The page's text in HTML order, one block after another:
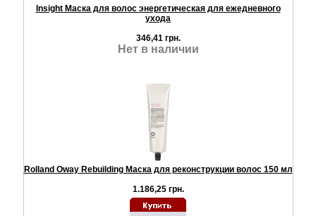
Insight Маска для волос энергетическая для ежедневного
ухода
346,41 грн.
Нет в наличии
Rolland Oway Rebuilding Маска для реконструкции волос 150 мл
1.186,25 грн.